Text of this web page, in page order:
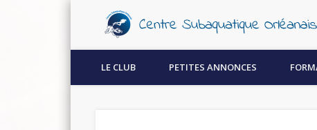
Découvrez la plongée sous-marine à Orléans !
LE CLUB PETITES ANNONCES